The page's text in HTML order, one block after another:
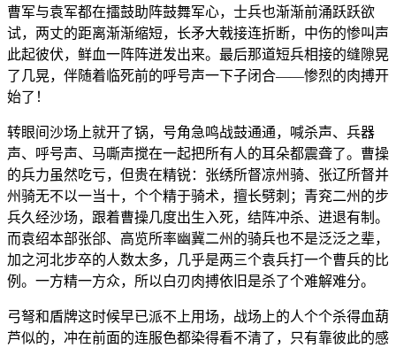
曹军与袁军都在擂鼓助阵鼓舞军心，士兵也渐渐前涌跃跃欲
试，两丈的距离渐渐缩短，长矛大戟接连折断，中伤的惨叫声
此起彼伏，鲜血一阵阵迸发出来。最后那道短兵相接的缝隙晃
了几晃，伴随着临死前的呼号声一下子闭合——惨烈的肉搏开
始了！
转眼间沙场上就开了锅，号角急鸣战鼓通通，喊杀声、兵器
声、呼号声、马嘶声搅在一起把所有人的耳朵都震聋了。曹操
的兵力虽然吃亏，但贵在精锐：张绣所督凉州骑、张辽所督并
州骑无不以一当十，个个精于骑术，擅长劈刺；青兖二州的步
兵久经沙场，跟着曹操几度出生入死，结阵冲杀、进退有制。
而袁绍本部张郃、高览所率幽冀二州的骑兵也不是泛泛之辈，
加之河北步卒的人数太多，几乎是两三个袁兵打一个曹兵的比
例。一方精一方众，所以白刃肉搏依旧是杀了个难解难分。
弓弩和盾牌这时候早已派不上用场，战场上的人个个杀得血葫
芦似的，冲在前面的连服色都染得看不清了，只有靠彼此的感